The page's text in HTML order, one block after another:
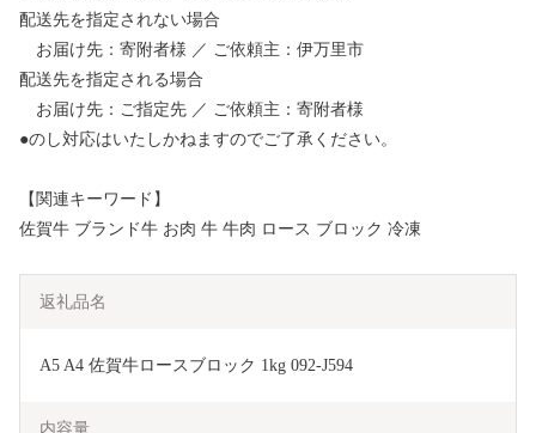
配送先を指定されない場合
お届け先：寄附者様 ／ ご依頼主：伊万里市
配送先を指定される場合
お届け先：ご指定先 ／ ご依頼主：寄附者様
●のし対応はいたしかねますのでご了承ください。
【関連キーワード】
佐賀牛 ブランド牛 お肉 牛 牛肉 ロース ブロック 冷凍
返礼品名
A5 A4 佐賀牛ロースブロック 1kg 092-J594
内容量